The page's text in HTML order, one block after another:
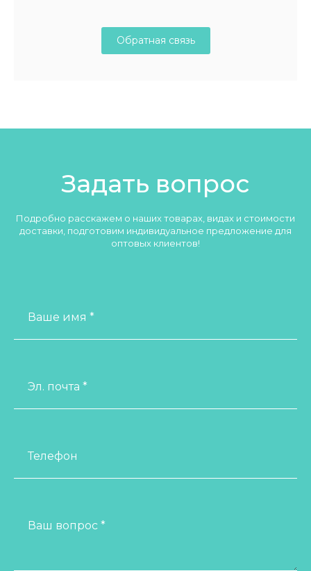
Обратная связь
Задать вопрос
Подробно расскажем о наших товарах, видах и стоимости
доставки, подготовим индивидуальное предложение для
оптовых клиентов!
Ваше имя *
Эл. почта *
Телефон
Ваш вопрос *